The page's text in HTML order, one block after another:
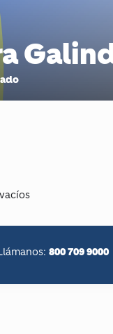
800 709 9000